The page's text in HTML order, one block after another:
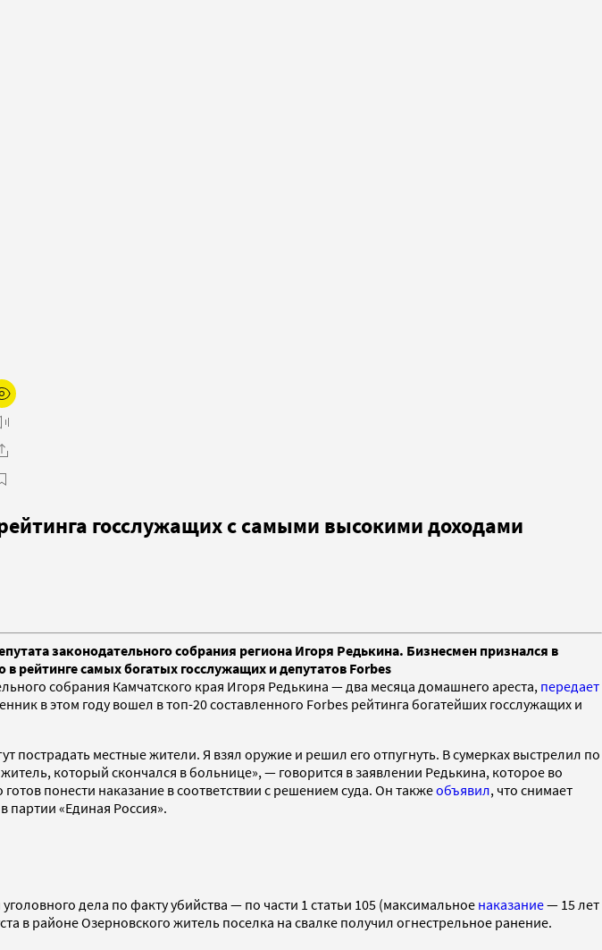
госслужащих с самыми высокими доходами
законодательного собрания региона Игоря Редькина. Бизнесмен признался в
рейтинге самых богатых госслужащих и депутатов Forbes
собрания Камчатского края Игоря Редькина — два месяца домашнего ареста, передает
в этом году вошел в топ-20 составленного Forbes рейтинга богатейших госслужащих и
пострадать местные жители. Я взял оружие и решил его отпугнуть. В сумерках выстрелил по
который скончался в больнице», — говорится в заявлении Редькина, которое во
понести наказание в соответствии с решением суда. Он такжеобъявил, что снимает
партии «Единая Россия».
дела по факту убийства — по части 1 статьи 105 (максимальное наказание— 15 лет
в районе Озерновского житель поселка на свалке получил огнестрельное ранение.